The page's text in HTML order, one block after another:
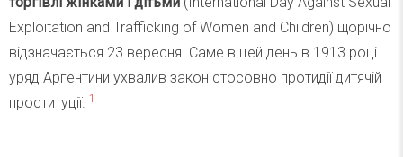
Exploitation and Trafficking of Women and Children) щорічно
відзначається 23 вересня. Саме в цей день в 1913 році
уряд Аргентини ухвалив закон стосовно протидії дитячій
проституції. 1